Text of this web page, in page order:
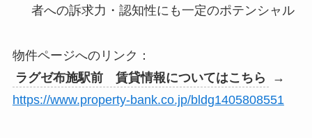
者への訴求力・認知性にも一定のポテンシャル
物件ページへのリンク：
ラグゼ布施駅前 賃貸情報についてはこちら
→
https://www.property-bank.co.jp/bldg1405808551